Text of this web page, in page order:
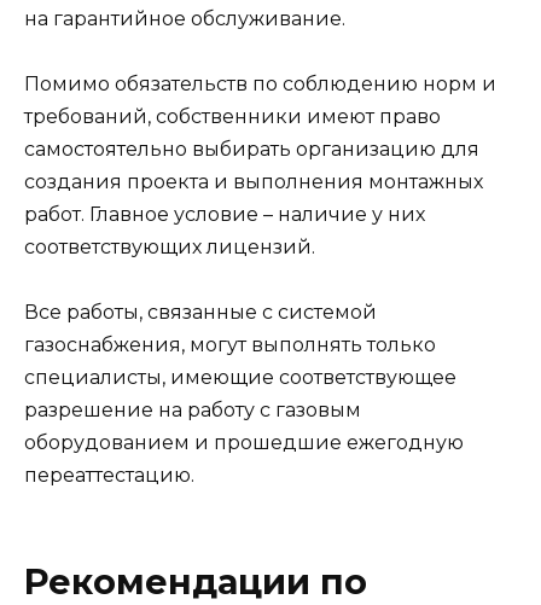
на гарантийное обслуживание.
Помимо обязательств по соблюдению норм и
требований, собственники имеют право
самостоятельно выбирать организацию для
создания проекта и выполнения монтажных
работ. Главное условие – наличие у них
соответствующих лицензий.
Все работы, связанные с системой
газоснабжения, могут выполнять только
специалисты, имеющие соответствующее
разрешение на работу с газовым
оборудованием и прошедшие ежегодную
переаттестацию.
Рекомендации по